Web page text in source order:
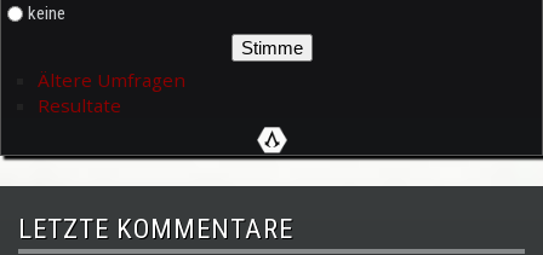
keine
Ältere Umfragen
Resultate
LETZTE KOMMENTARE